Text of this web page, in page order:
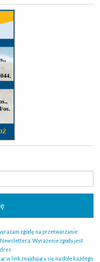
zgodę na przetwarzanie
Newslettera. Wyrażenie zgody jest
w link znajdujący się na dole każdego